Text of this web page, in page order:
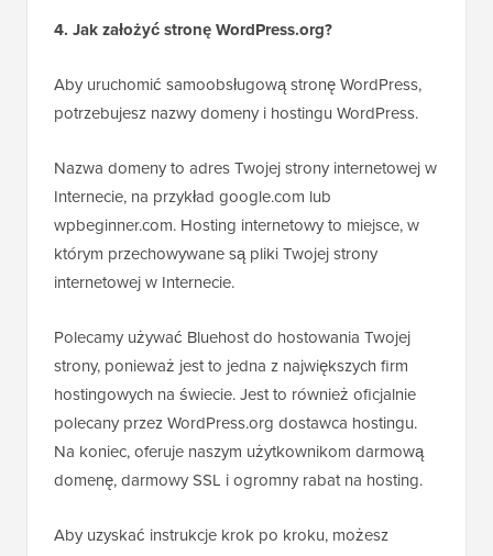
4. Jak założyć stronę WordPress.org?
Aby uruchomić samoobsługową stronę WordPress,
potrzebujesz nazwy domeny i hostingu WordPress.
Nazwa domeny to adres Twojej strony internetowej w
Internecie, na przykład google.com lub
wpbeginner.com. Hosting internetowy to miejsce, w
którym przechowywane są pliki Twojej strony
internetowej w Internecie.
Polecamy używać Bluehost do hostowania Twojej
strony, ponieważ jest to jedna z największych firm
hostingowych na świecie. Jest to również oficjalnie
polecany przez WordPress.org dostawca hostingu.
Na koniec, oferuje naszym użytkownikom darmową
domenę, darmowy SSL i ogromny rabat na hosting.
Aby uzyskać instrukcje krok po kroku, możesz